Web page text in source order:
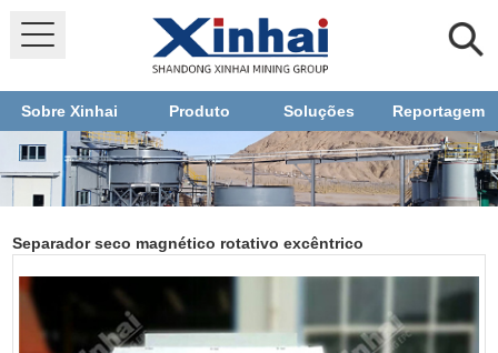
Sobre Xinhai Produto Soluções Reportagem
Separador seco magnético rotativo excêntrico